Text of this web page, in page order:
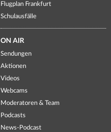
Flugplan Frankfurt
Schulausfälle
ON AIR
Sendungen
Aktionen
Videos
Webcams
Moderatoren & Team
Podcasts
News-Podcast